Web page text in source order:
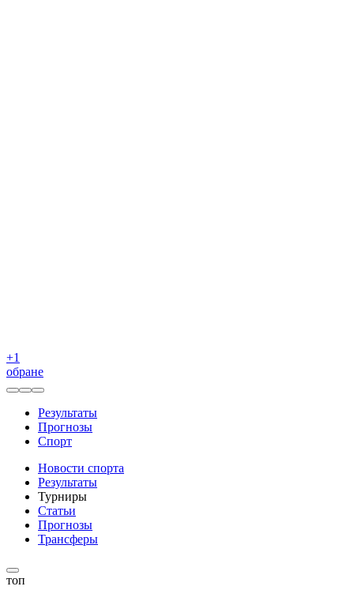
+1
обране
Результаты
Прогнозы
Спорт
Новости спорта
Результаты
Турниры
Статьи
Прогнозы
Трансферы
топ